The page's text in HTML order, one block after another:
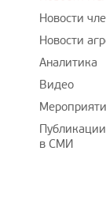
Новости
Новости
Аналитика
Видео
в СМИ